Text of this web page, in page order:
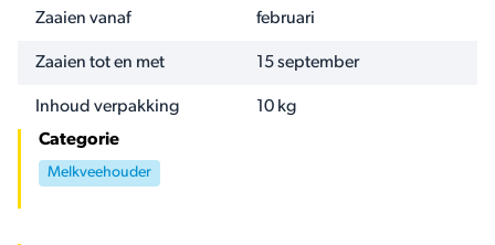
Zaaien vanaf februari
Zaaien tot en met 15 september
Inhoud verpakking
10 kg
Categorie
Melkveehouder